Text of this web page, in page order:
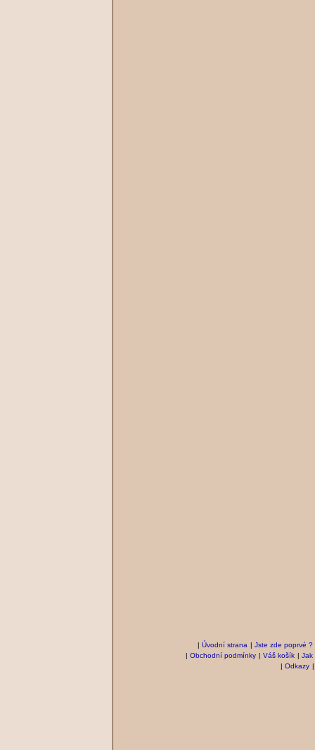
| Úvodní strana | Jste zde poprvé ?
| Obchodní podmínky | Váš košík | Jak
| Odkazy